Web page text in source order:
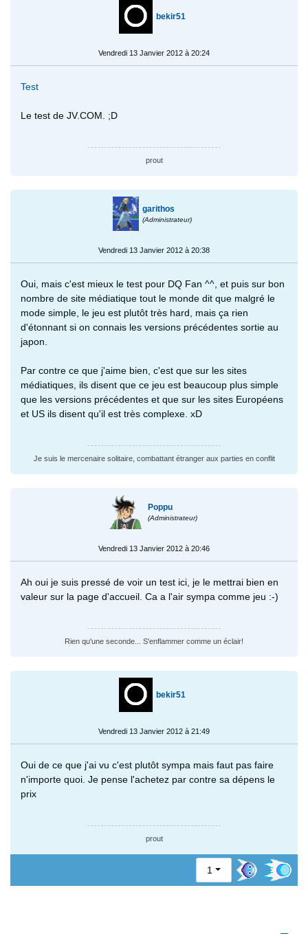
bekir51
Vendredi 13 Janvier 2012 à 20:24
Test
Le test de JV.COM. ;D
prout
garithos
(Administrateur)
Vendredi 13 Janvier 2012 à 20:38
Oui, mais c'est mieux le test pour DQ Fan ^^, et puis sur bon
nombre de site médiatique tout le monde dit que malgré le
mode simple, le jeu est plutôt très hard, mais ça rien
d'étonnant si on connais les versions précédentes sortie au
japon.
Par contre ce que j'aime bien, c'est que sur les sites
médiatiques, ils disent que ce jeu est beaucoup plus simple
que les versions précédentes et que sur les sites Européens
et US ils disent qu'il est très complexe. xD
Je suis le mercenaire solitaire, combattant étranger aux parties en conflit
Poppu
(Administrateur)
Vendredi 13 Janvier 2012 à 20:46
Ah oui je suis pressé de voir un test ici, je le mettrai bien en
valeur sur la page d'accueil. Ca a l'air sympa comme jeu :-)
Rien qu'une seconde... S'enflammer comme un éclair!
bekir51
Vendredi 13 Janvier 2012 à 21:49
Oui de ce que j'ai vu c'est plutôt sympa mais faut pas faire
n'importe quoi. Je pense l'achetez par contre sa dépens le
prix
prout
1